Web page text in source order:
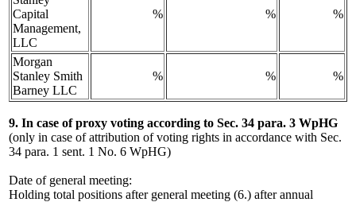
Capital
Management,
LLC
% % %
Morgan
Stanley Smith
Barney LLC
% % %
9. In case of proxy voting according to Sec. 34 para. 3 WpHG
(only in case of attribution of voting rights in accordance with Sec.
34 para. 1 sent. 1 No. 6 WpHG)
Date of general meeting:
Holding total positions after general meeting (6.) after annual